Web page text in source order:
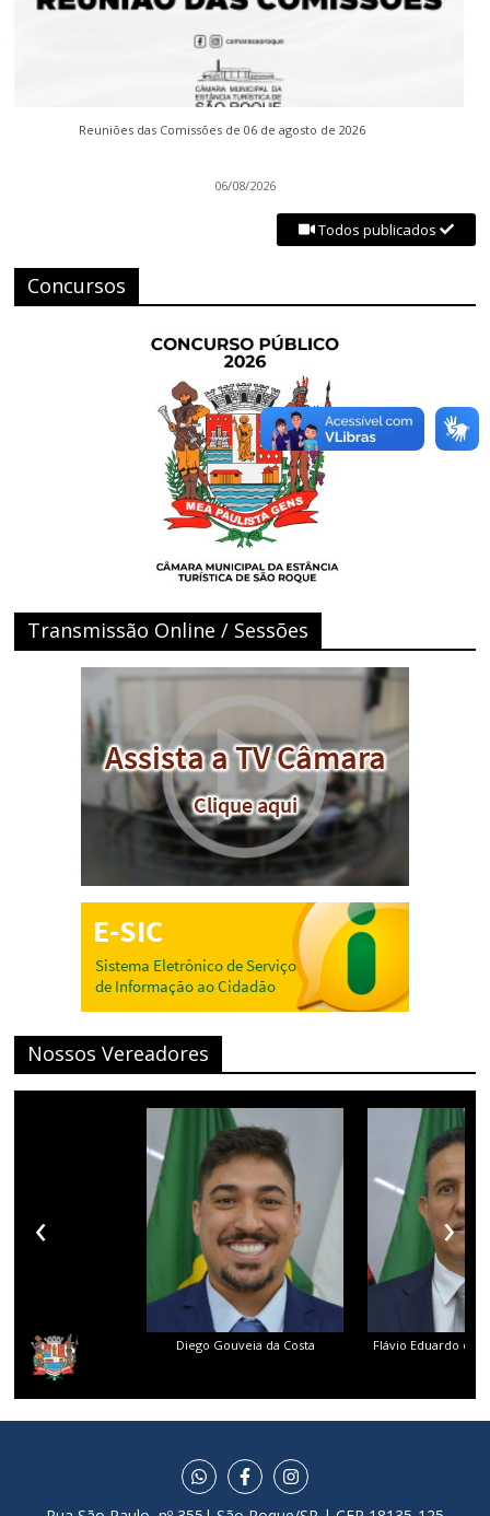
Reuniões das Comissões de 06 de agosto de 2026
06/08/2026
Todos publicados
Concursos
Transmissão Online / Sessões
Nossos Vereadores
Diego Gouveia da Costa Flávio Eduardo dos
‹ ›